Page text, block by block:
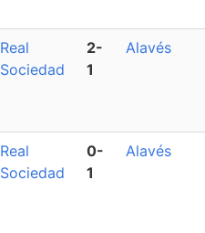
Real
Sociedad
2-
1
Alavés
Real
Sociedad
0-
1
Alavés